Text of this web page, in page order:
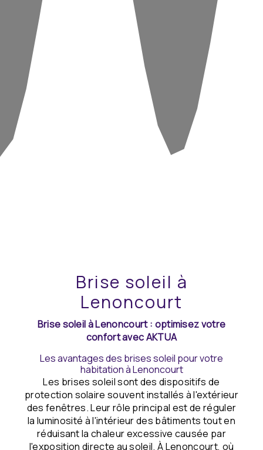
Brise soleil à
Lenoncourt
Brise soleil à Lenoncourt : optimisez votre
confort avec AKTUA
Les avantages des brises soleil pour votre
habitation à Lenoncourt
Les brises soleil sont des dispositifs de
protection solaire souvent installés à l'extérieur
des fenêtres. Leur rôle principal est de réguler
la luminosité à l'intérieur des bâtiments tout en
réduisant la chaleur excessive causée par
l'exposition directe au soleil. À Lenoncourt, où